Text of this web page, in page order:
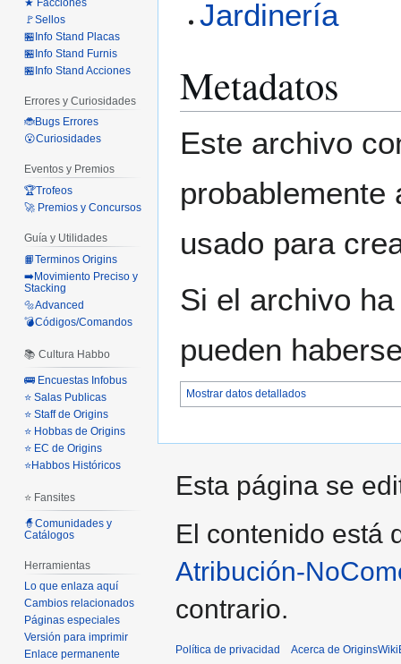
Jardinería
Metadatos
Este archivo
probablemente
usado para
Si el archivo
pueden
Mostrar datos detallados
🚩Sellos
🏪Info Stand Placas
🏪Info Stand Furnis
🏪Info Stand Acciones
Errores y Curiosidades
🐞Bugs Errores
😮Curiosidades
Eventos y Premios
🏆Trofeos
🚀 Premios y Concursos
Guía y Utilidades
📙Terminos Origins
➡️Movimiento Preciso y
Stacking
🔩Advanced
💣Códigos/Comandos
📚 Cultura Habbo
🚌 Encuestas Infobus
⭐ Salas Publicas
⭐ Staff de Origins
⭐ Hobbas de Origins
⭐ EC de Origins
⭐Habbos Históricos
⭐ Fansites
🧙Comunidades y
Catálogos
Herramientas
Lo que enlaza aquí
Cambios relacionados
Páginas especiales
Versión para imprimir
Enlace permanente
Esta página se
El contenido está
Atribución-
contrario.
Política de privacidad Acerca de